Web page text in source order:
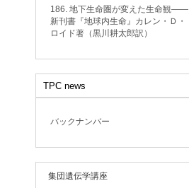
186. 地下生命圏が変えた生命観——
新刊書『地球内生命』カレン・Ｄ・
ロイド著（黒川耕太郎訳）
TPC news
バックナンバー
集団遺伝学講座